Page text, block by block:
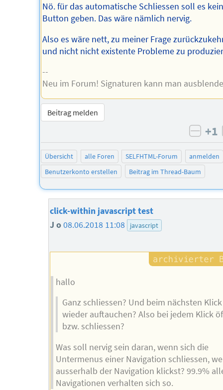
Nö. für das automatische Schliessen soll es
Button geben. Das wäre nämlich nervig.
Also es wäre nett, zu meiner Frage
und nicht nicht existente Probleme zu
--
Neu im Forum! Signaturen kann man
Beitrag melden
+1
Übersicht alle Foren SELFHTML-Forum
anmelden
Benutzerkonto erstellen
Beitrag im Thread-Baum
click-within javascript test
J o08.06.2018 11:08 javascript
hallo
Ganz schliessen? Und beim nächsten
wieder auftauchen? Also bei jedem Klick
bzw. schliessen?
Was soll nervig sein daran, wenn sich die
Untermenus einer Navigation schliessen,
ausserhalb der Navigation klickst? 99.9%
Navigationen verhalten sich so.